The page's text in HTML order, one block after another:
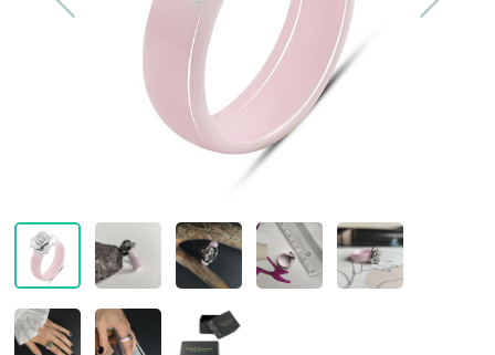
Серебряные колье
Серебряные цепочки
Серебряные сувениры